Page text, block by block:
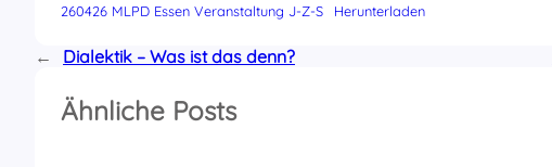
260426 MLPD Essen Veranstaltung J-Z-S Herunterladen
← Dialektik – Was ist das denn?
Ähnliche Posts